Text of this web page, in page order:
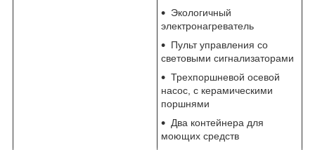
Экологичный
электронагреватель
Пульт управления со
световыми сигнализаторами
Трехпоршневой осевой
насос, с керамическими
поршнями
Два контейнера для
моющих средств